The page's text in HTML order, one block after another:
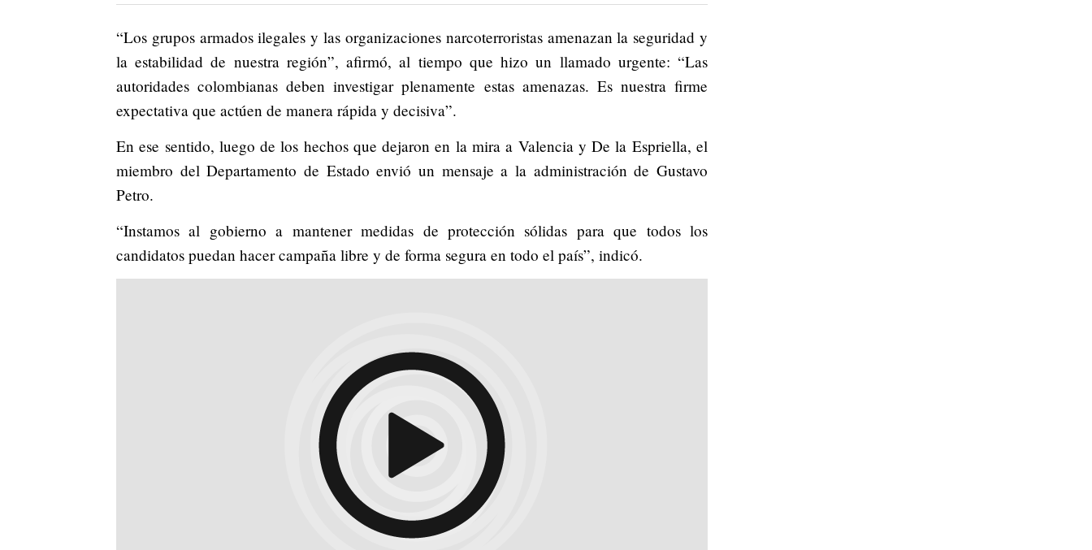
“Los grupos armados ilegales y las organizaciones narcoterroristas amenazan la seguridad y
la estabilidad de nuestra región”, afirmó, al tiempo que hizo un llamado urgente: “Las
autoridades colombianas deben investigar plenamente estas amenazas. Es nuestra firme
expectativa que actúen de manera rápida y decisiva”.
En ese sentido, luego de los hechos que dejaron en la mira a Valencia y De la Espriella, el
miembro del Departamento de Estado envió un mensaje a la administración de Gustavo
Petro.
“Instamos al gobierno a mantener medidas de protección sólidas para que todos los
candidatos puedan hacer campaña libre y de forma segura en todo el país”, indicó.